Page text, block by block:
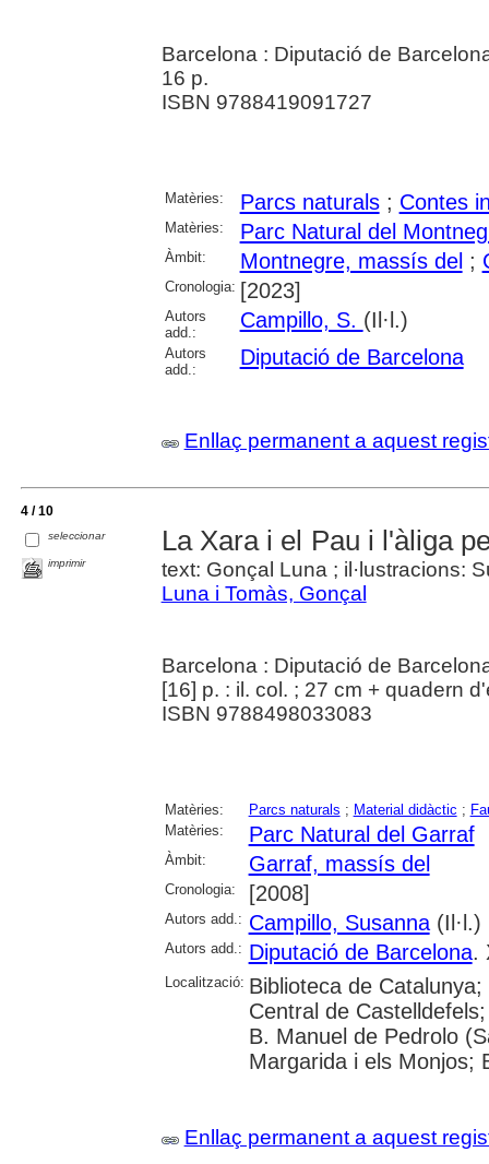
Barcelona : Diputació de
16 p.
ISBN 9788419091727
Matèries: Parcs naturals; Contes
Matèries: Parc Natural del
Àmbit: Montnegre, massís del ;
Cronologia: [2023]
Autors
add.:
Campillo, S. (Il·l.)
Autors
add.:
Diputació de Barcelona
Enllaç permanent a aquest
4 / 10
seleccionar
imprimir
La Xara i el Pau i l'àliga
text: Gonçal Luna ; il·lustracions:
Luna i Tomàs, Gonçal
Barcelona : Diputació de
[16] p. : il. col. ; 27 cm + quadern
ISBN 9788498033083
Matèries: Parcs naturals ; Material didàctic ;
Matèries:
Parc Natural del Garraf
Àmbit: Garraf, massís del
Cronologia: [2008]
Autors add.: Campillo, Susanna(Il·l.)
Autors add.: Diputació de Barcelona.
Localització: Biblioteca de
Central de
B. Manuel de Pedrolo
Margarida i els Monjos;
Enllaç permanent a aquest